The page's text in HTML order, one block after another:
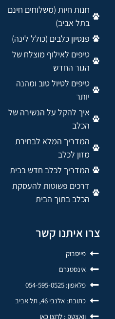
חנות חיות (משלוחים חינם
בתל אביב)
פנסיון כלבים (כולל לינה)
טיפים לאילוף מוצלח של
הגור החדש
טיפים לטיול טוב ומהנה
יותר
איך להקל על הנשירה של
הכלב
המדריך המלא לבחירת
מזון לכלב
המדריך לכלב חדש בבית
דרכים פשוטות להעסקת
הכלב בתוך הבית
צרו איתנו קשר
פייסבוק
אינסטגרם
פלאפון: 054-595-0525
כתובת: אלנבי 46, תל אביב
וואצטפ : לחצו כאן